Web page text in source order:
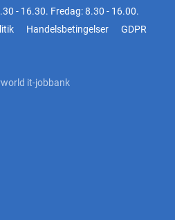
- 16.30. Fredag: 8.30 - 16.00.
Handelsbetingelser
GDPR